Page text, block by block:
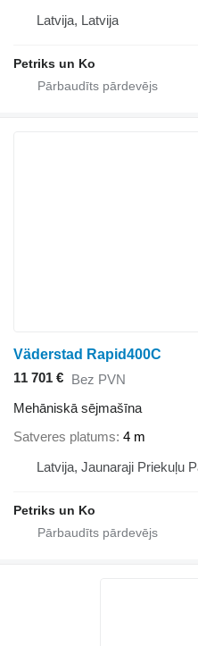
Latvija, Latvija
Petriks un Ko
Väderstad Rapid400C
11 701 € Bez PVN
Mehāniskā sējmašīna
Satveres platums 4 m
Latvija, Jaunaraji Priekuļu
Petriks un Ko